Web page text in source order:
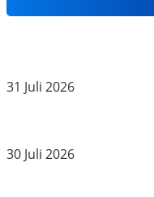
31 Juli 2026
30 Juli 2026